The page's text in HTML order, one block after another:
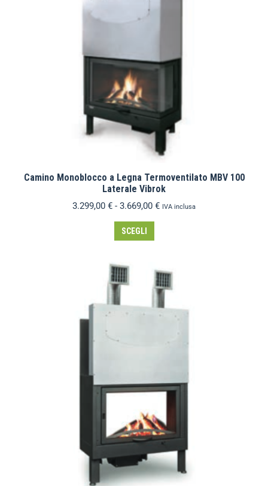
Camino Monoblocco a Legna Termoventilato MBV 100
Laterale Vibrok
3.299,00 € - 3.669,00 € IVA inclusa
SCEGLI